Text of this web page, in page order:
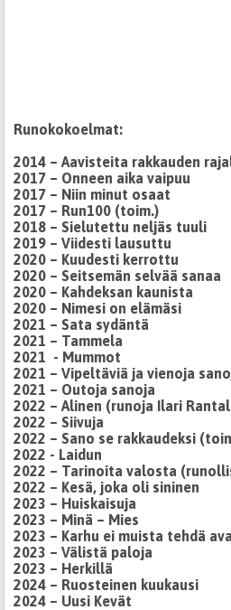
Runokokoelmat:
2014 – Aavisteita rakkauden
2017 – Onneen aika vaipuu
2017 – Niin minut osaat
2017 – Run100 (toim.)
2018 – Sielutettu neljäs tuuli
2019 – Viidesti lausuttu
2020 – Kuudesti kerrottu
2020 – Seitsemän selvää sanaa
2020 – Kahdeksan kaunista
2020 – Nimesi on elämäsi
2021 – Sata sydäntä
2021 – Tammela
2021 - Mummot
2021 – Vipeltäviä ja vienoja
2021 – Outoja sanoja
2022 – Alinen (runoja Ilari
2022 – Siivuja
2022 – Sano se rakkaudeksi
2022 - Laidun
2022 – Tarinoita valosta
2022 – Kesä, joka oli sininen
2023 – Huiskaisuja
2023 – Minä – Mies
2023 – Karhu ei muista tehdä
2023 – Välistä paloja
2023 – Herkillä
2024 – Ruosteinen kuukausi
2024 – Uusi Kevät